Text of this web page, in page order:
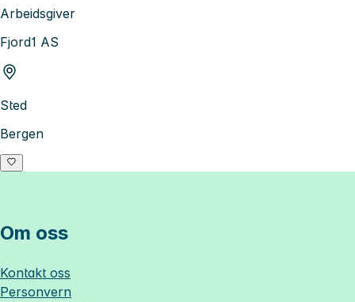
Arbeidsgiver
Fjord1 AS
Sted
Bergen
Om oss
Kontakt oss
Personvern